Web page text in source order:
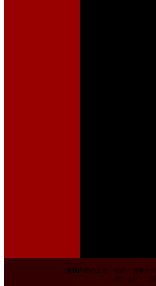
掲載内容の文章・価格・画像そ
本ショップに